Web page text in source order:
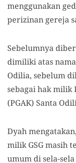
menggunakan
perizinan gereja
Sebelumnya
dimiliki atas
Odilia, sebelum
sebagai hak milik
(PGAK) Santa
Dyah
milik GSG masih
umum di sela-